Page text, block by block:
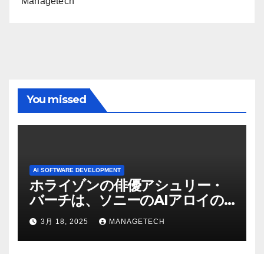
You missed
AI SOFTWARE DEVELOPMENT
ホライゾンの俳優アシュリー・
バーチは、ソニーのAIアロイの
ビデオを見て「ゲームパフォー
マンスという芸術形式に不安を
感じた」と語る – IGN
3月 18, 2025 MANAGETECH